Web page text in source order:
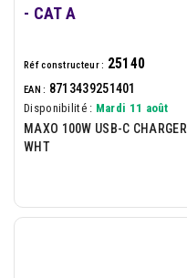
- CAT A
Réf constructeur : 25140
EAN : 8713439251401
Disponibilité : Mardi 11 août
MAXO 100W USB-C CHARGER
WHT